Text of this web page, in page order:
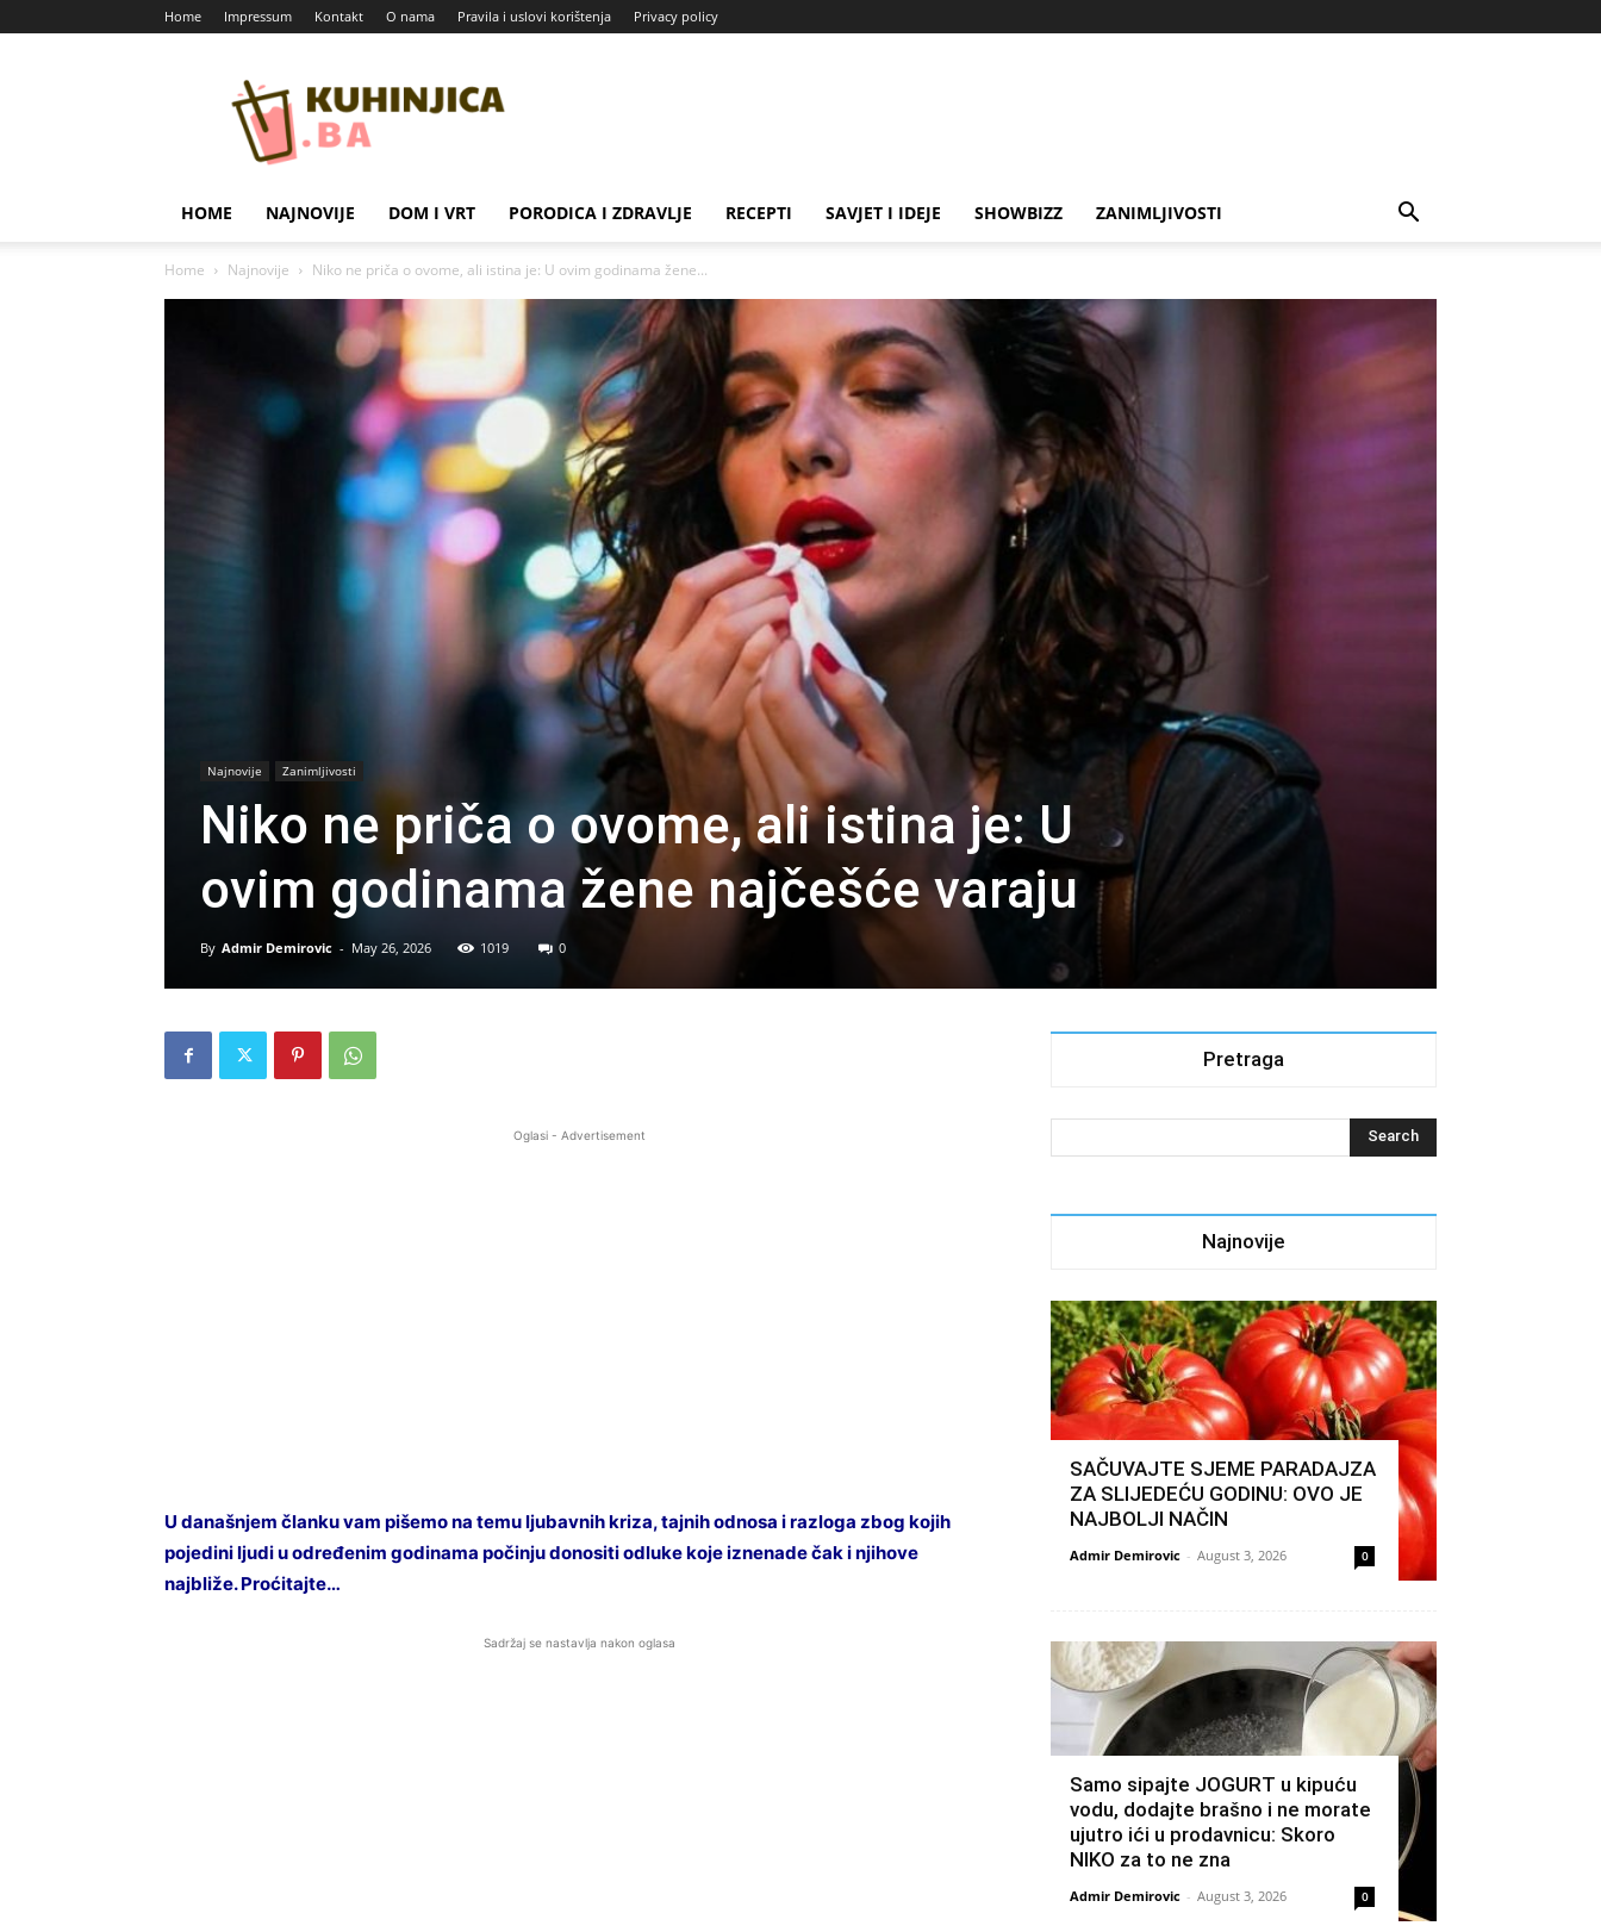
Home Impressum Kontakt O nama Pravila i uslovi korištenja Privacy policy
HOME NAJNOVIJE DOM I VRT PORODICA I ZDRAVLJE RECEPTI SAVJET I IDEJE SHOWBIZZ ZANIMLJIVOSTI
Home Najnovije Niko ne priča o ovome, ali istina je: U ovim godinama žene...
Najnovije Zanimljivosti
Niko ne priča o ovome, ali istina je: U
ovim godinama žene najčešće varaju
By Admir Demirovic - May 26, 2026 1019 0
Oglasi - Advertisement
U današnjem članku vam pišemo na temu ljubavnih kriza, tajnih odnosa i razloga zbog kojih
pojedini ljudi u određenim godinama počinju donositi odluke koje iznenade čak i njihove
najbliže. Proćitajte…
Sadržaj se nastavlja nakon oglasa
Pretraga
Najnovije
SAČUVAJTE SJEME PARADAJZA
ZA SLIJEDEĆU GODINU: OVO JE
NAJBOLJI NAČIN
Admir Demirovic - August 3, 2026 0
Samo sipajte JOGURT u kipuću
vodu, dodajte brašno i ne morate
ujutro ići u prodavnicu: Skoro
NIKO za to ne zna
Admir Demirovic - August 3, 2026 0